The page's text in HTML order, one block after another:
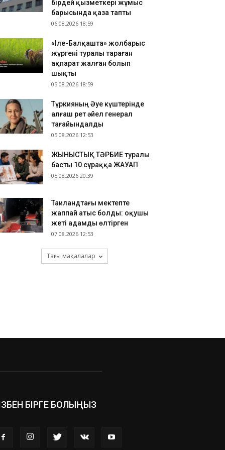
оқуға түссеңіз де гранттан айырылып
мүмкін: Сарапшы себебін түсіндірді
11:11
Мал шаруашылығын дамытуға
жеңілдетілген несиелер бойынша
өтті
бірдей қызметкері жұмыс
барысында қаза тапты
06.08.2026 18:59
«Іле-Балқашта» жолбарыс
жүргені туралы тараған
ақпарат жалған болып
шықты
05.08.2026 18:59
Түркияның Әуе күштерінде
алғаш рет әйел генерал
тағайындалды
05.08.2026 12:53
ЖЫНЫСТЫҚ ТӘРБИЕ туралы
басты 10 сұраққа ЖАУАП
05.08.2026 20:39
Таиландтағы мектепте
жаппай атыс болды: оқушы
жеті адамды өлтірген
07.08.2026 12:53
Тағы мақалалар
БІРГЕ БОЛЫҢЫЗ